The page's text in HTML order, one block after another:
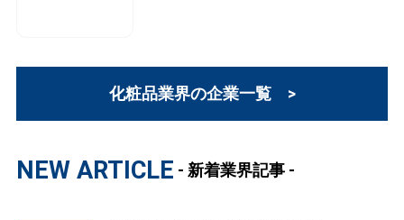
化粧品業界の企業一覧 >
NEW ARTICLE - 新着業界記事 -